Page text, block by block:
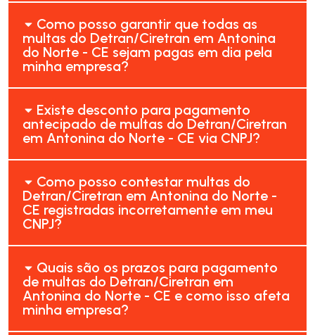
Como posso garantir que todas as
multas do Detran/Ciretran em Antonina
do Norte - CE sejam pagas em dia pela
minha empresa?
Existe desconto para pagamento
antecipado de multas do Detran/Ciretran
em Antonina do Norte - CE via CNPJ?
Como posso contestar multas do
Detran/Ciretran em Antonina do Norte -
CE registradas incorretamente em meu
CNPJ?
Quais são os prazos para pagamento
de multas do Detran/Ciretran em
Antonina do Norte - CE e como isso afeta
minha empresa?